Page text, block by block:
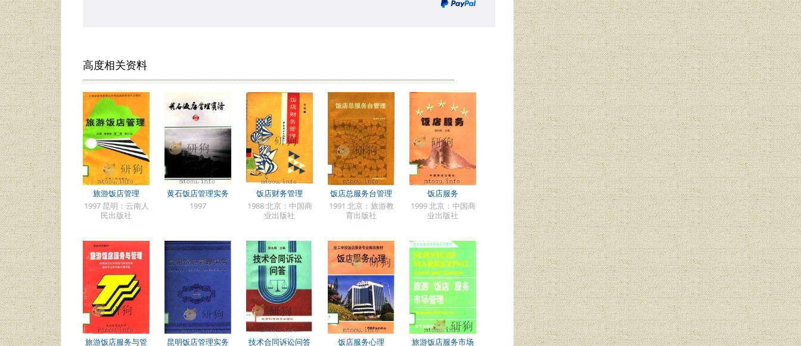
高度相关资料
旅游饭店管理
1997 昆明：云南人
民出版社
黄石饭店管理实务
1997
饭店财务管理
1988 北京：中国商
业出版社
饭店总服务台管理
1991 北京：旅游教
育出版社
饭店服务
1999 北京：中国商
业出版社
旅游饭店服务与管
昆明饭店管理实务 技术合同诉讼问答 饭店服务心理
旅游饭店服务市场